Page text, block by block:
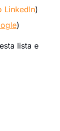
LinkedIn)
)
lista e